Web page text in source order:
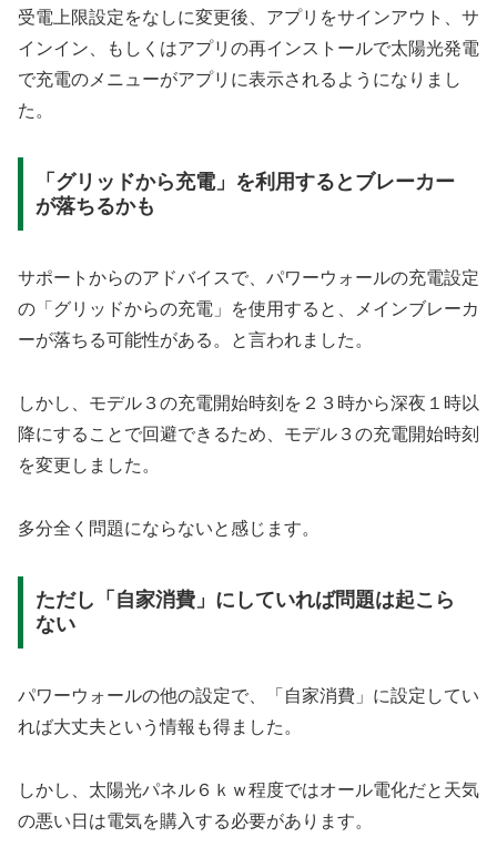
受電上限設定をなしに変更後、アプリをサインアウト、サ
インイン、もしくはアプリの再インストールで太陽光発電
で充電のメニューがアプリに表示されるようになりまし
た。
「グリッドから充電」を利用するとブレーカー
が落ちるかも
サポートからのアドバイスで、パワーウォールの充電設定
の「グリッドからの充電」を使用すると、メインブレーカ
ーが落ちる可能性がある。と言われました。
しかし、モデル３の充電開始時刻を２３時から深夜１時以
降にすることで回避できるため、モデル３の充電開始時刻
を変更しました。
多分全く問題にならないと感じます。
ただし「自家消費」にしていれば問題は起こら
ない
パワーウォールの他の設定で、「自家消費」に設定してい
れば大丈夫という情報も得ました。
しかし、太陽光パネル６ｋｗ程度ではオール電化だと天気
の悪い日は電気を購入する必要があります。